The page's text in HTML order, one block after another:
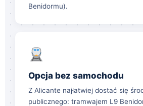
Benidormu).
Opcja bez samochodu
Z Alicante najłatwiej dostać się
publicznego: tramwajem L9